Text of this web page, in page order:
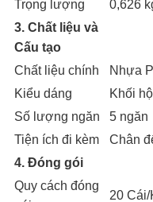
Trọng lượng
0,626
3. Chất liệu và
Cấu tạo
Chất liệu chính
Nhựa
Kiểu dáng
Khối
Số lượng ngăn
5 ngăn
Tiện ích đi kèm
Chân
4. Đóng gói
Quy cách đóng
20 Cái/